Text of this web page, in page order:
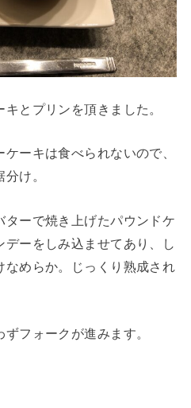
とプリンを頂きました。
ーキは食べられないので、
け。
ターで焼き上げたパウンドケ
ーをしみ込ませてあり、し
めらか。じっくり熟成され
フォークが進みます。